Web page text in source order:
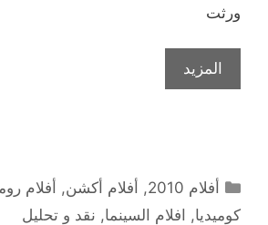
ورثت
المزيد
التصنيفات
أفلام 2010 , أفلام أكشن, أفلام
كوميديا, افلام السينما, نقد و تحليل